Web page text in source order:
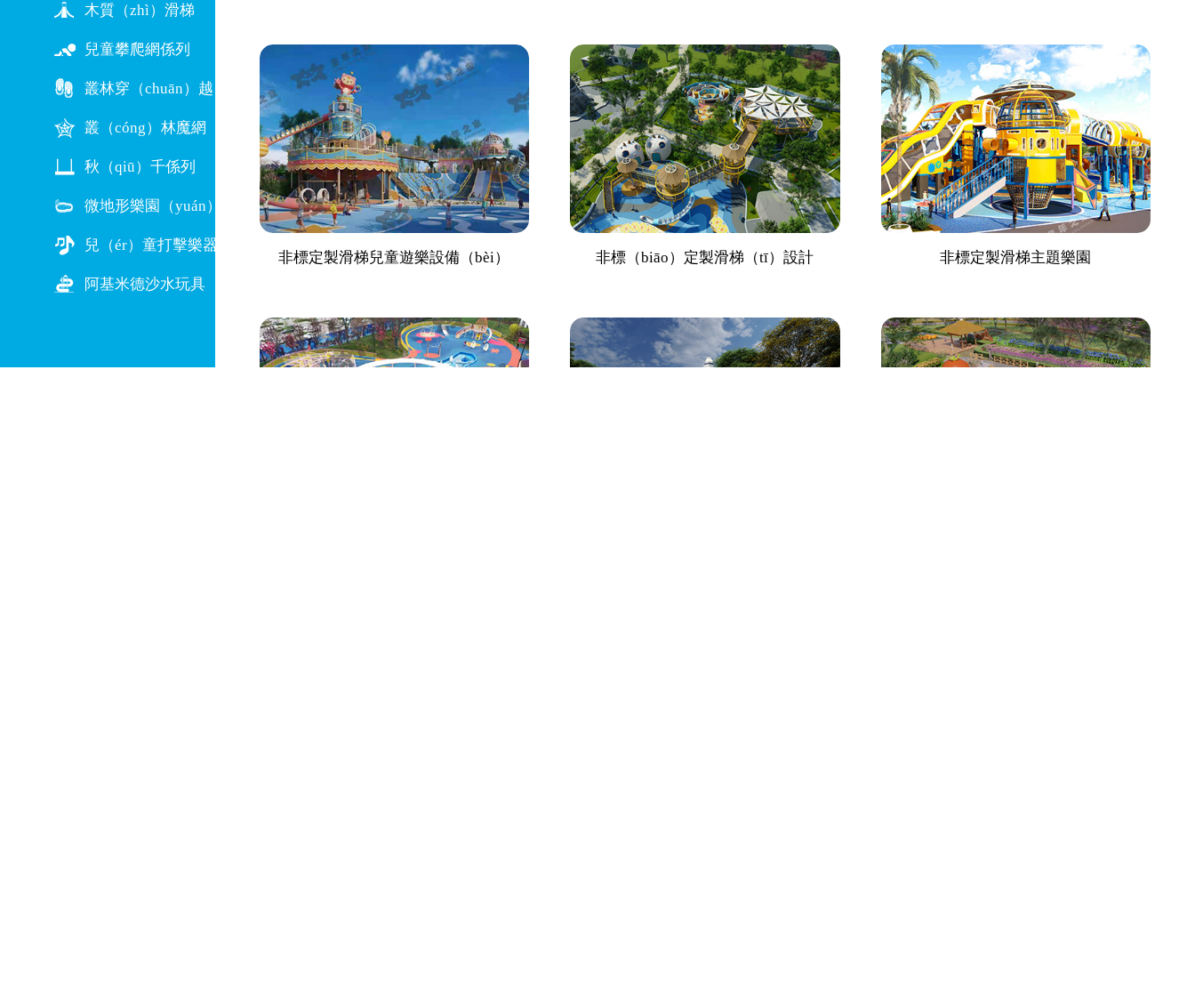
木質（zhì）滑梯
兒童攀爬網係列
叢林穿（chuān）越
叢（cóng）林魔網
秋（qiū）千係列
微地形樂園（yuán）
兒（ér）童打擊樂器
阿基米德沙水玩具
非標定製滑梯兒童遊樂設備（bèi） 非標（biāo）定製滑梯（tī）設計 非標定製滑梯主題樂園